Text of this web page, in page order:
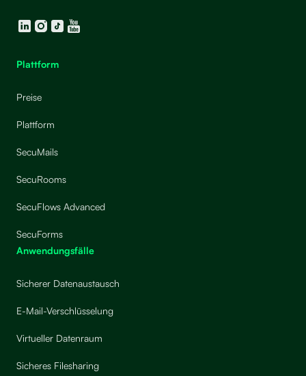
LinkedIn
Instagram
TikTokYouTube
Plattform
Preise
Plattform
SecuMails
SecuRooms
SecuFlows Advanced
SecuForms
Anwendungsfälle
Sicherer Datenaustausch
E-Mail-Verschlüsselung
Virtueller Datenraum
Sicheres Filesharing